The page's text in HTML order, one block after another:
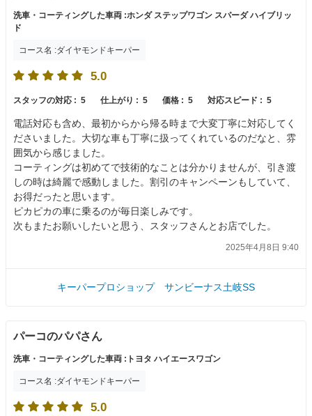
洗車・コーティングした車両 :ホンダ ステップワゴン スパーダ ハイブリッ
ド
コース名 :ダイヤモンドキーパー
5.0
スタッフの対応 : 5 仕上がり : 5 価格 : 5 対応スピード : 5
電話対応も含め、最初からから帰る時まで大変丁寧に対応してく
ださいました。大切な車も丁寧に扱ってくれているのだなと、雰
囲気から感じました。
コーティングは初めてで技術的なことは分かりませんが、引き渡
しの時は綺麗で感動しました。割引のキャンペーンもしていて、
お得だったと思います。
ピカピカの車に乗るのが毎日楽しみです。
次もまたお願いしたいと思う、スタッフさんとお店でした。
2025年4月8日 9:40
キーパープロショップ サンビーナス土岐SS
パーコのパパさん
洗車・コーティングした車両 :トヨタ ハイエースワゴン
コース名 :ダイヤモンドキーパー
5.0